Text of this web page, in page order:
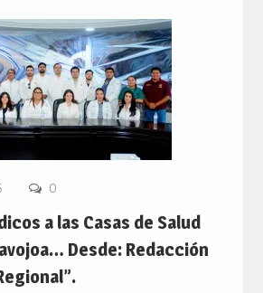
0
a las Casas de Salud
Desde: Redacción